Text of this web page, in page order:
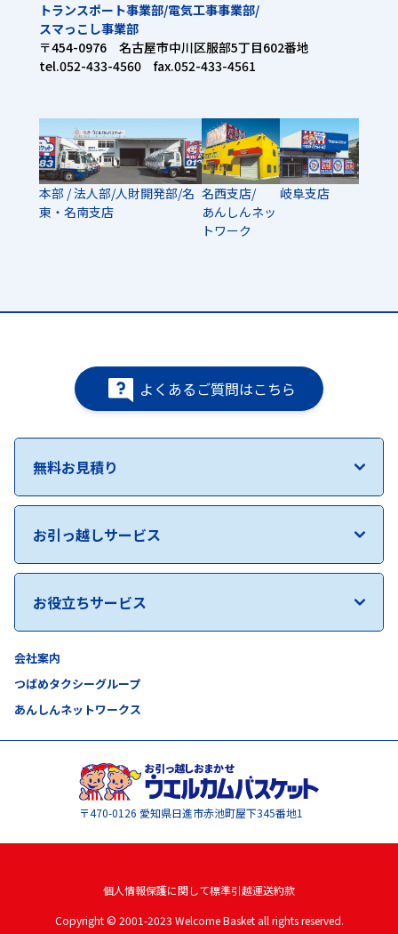
トランスポート事業部/電気工事事業部/
スマっこし事業部
〒454-0976 名古屋市中川区服部5丁目602番地
tel.052-433-4560 fax.052-433-4561
本部 / 法人部/人財開発部/名
東・名南支店
名西支店/
あんしんネッ
トワーク
岐阜支店
よくあるご質問はこちら
無料お見積り
お引っ越しサービス
お役立ちサービス
会社案内
つばめタクシーグループ
あんしんネットワークス
〒470-0126 愛知県日進市赤池町屋下345番地1
個人情報保護に関して標準引越運送約款
Copyright © 2001-2023 Welcome Basket all rights reserved.